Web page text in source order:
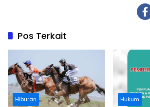
Pos Terkait
Hiburan Hukum